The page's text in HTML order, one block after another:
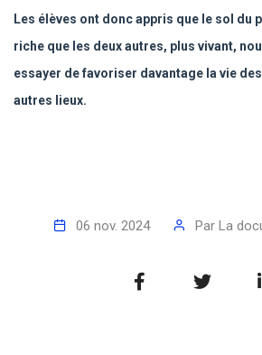
Les élèves ont donc appris que le sol du
riche que les deux autres, plus vivant,
essayer de favoriser davantage la vie
autres lieux.
06 nov. 2024 Par La